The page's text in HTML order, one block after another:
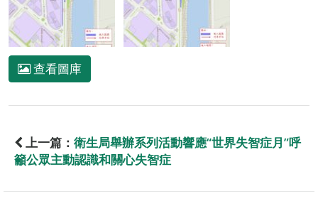
查看圖庫
上一篇： 衛生局舉辦系列活動響應“世界失智症月”呼
籲公眾主動認識和關心失智症